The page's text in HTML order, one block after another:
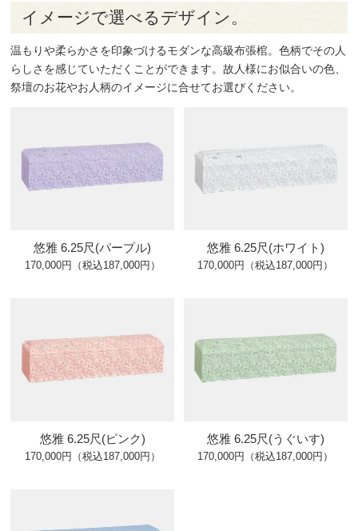
イメージで選べるデザイン。
温もりや柔らかさを印象づけるモダンな高級布張棺。色柄でその人
らしさを感じていただくことができます。故人様にお似合いの色、
祭壇のお花やお人柄のイメージに合せてお選びください。
悠雅 6.25尺(パープル)
170,000円（税込187,000円）
悠雅 6.25尺(ホワイト)
170,000円（税込187,000円）
悠雅 6.25尺(ピンク)
170,000円（税込187,000円）
悠雅 6.25尺(うぐいす)
170,000円（税込187,000円）